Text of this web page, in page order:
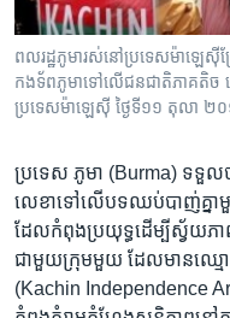
ទៅ​
កាន់​
ទំព័រ​
ស្វែង​
ភាសា
ពលរដ្ឋ​ភូមា​រស់នៅ​ប្រទេស​ម៉ាឡេស៊ី​
កងទ័ពភូមា​ទៅលើ​ជនជាតិ​ភាគតិច
ប្រទេស​ម៉ាឡេស៊ី ថ្ងៃទី១១ តុលា ២
ប្រទេស​ ភូមា (Burma) ទទួល​
លេខាទៅលើបទឈប់បាញ់គ្នា
ដែល​កំពុង​ប្រយុទ្ធ​ដើម្បី​ស្វ័យភា
ជាមួយ​ក្រុមមួយ​ ដែលមាន​ឈ្មោះ​
(Kachin Independence